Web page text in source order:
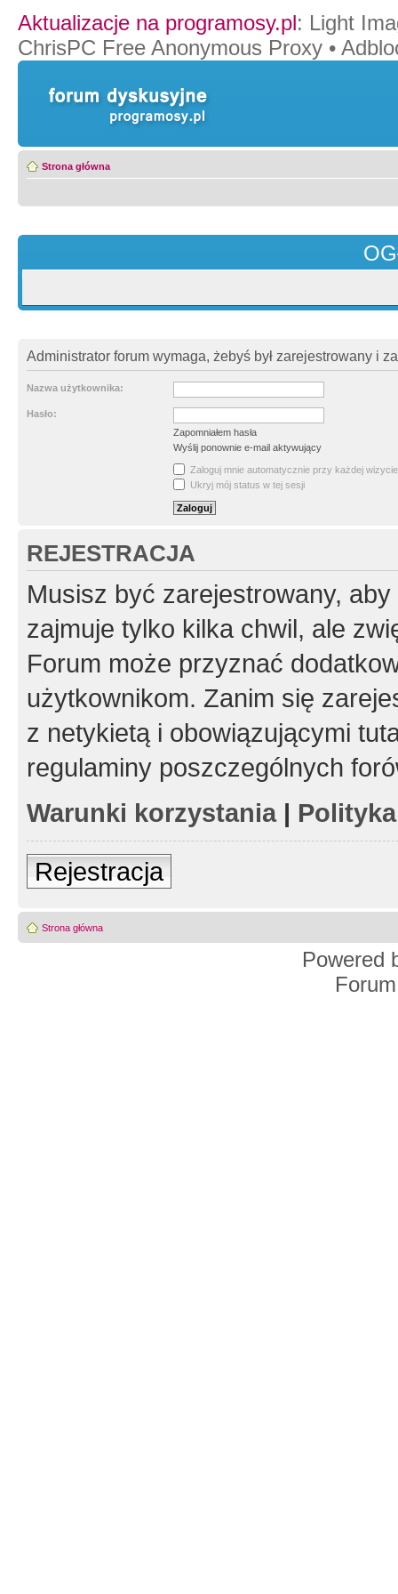
Aktualizacje na programosy.pl: Light
ChrisPC Free Anonymous Proxy •
Strona główna
Administrator forum wymaga, żebyś był zarejestrowany i
Nazwa użytkownika:
Hasło:
Zapomniałem hasła
Wyślij ponownie e-mail aktywujący
Zaloguj mnie automatycznie przy każdej wizycie
Ukryj mój status w tej sesji
REJESTRACJA
Musisz być zarejestrowany,
zajmuje tylko kilka chwil, ale
Forum może przyznać
użytkownikom. Zanim się
z netykietą i obowiązującymi
regulaminy poszczególnych
Warunki korzystania|
Rejestracja
Strona główna
Powered